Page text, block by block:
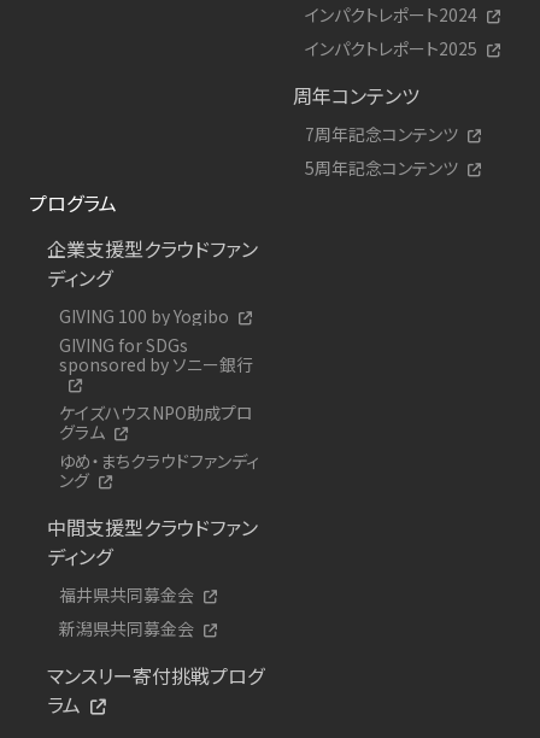
インパクトレポート2024
インパクトレポート2025
周年コンテンツ
7周年記念コンテンツ
5周年記念コンテンツ
プログラム
企業支援型クラウドファン
ディング
GIVING 100 by Yogibo
GIVING for SDGs
sponsored by ソニー銀行
ケイズハウスNPO助成プロ
グラム
ゆめ・まちクラウドファンディ
ング
中間支援型クラウドファン
ディング
福井県共同募金会
新潟県共同募金会
マンスリー寄付挑戦プログ
ラム